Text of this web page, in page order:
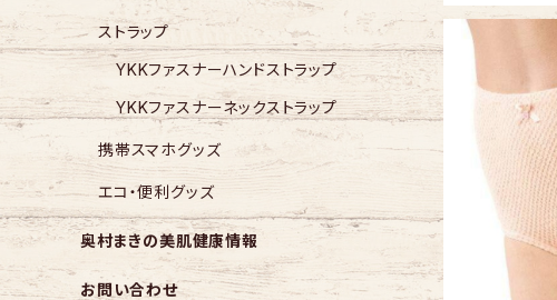
ストラップ
YKKファスナーハンドストラップ
YKKファスナーネックストラップ
携帯スマホグッズ
エコ・便利グッズ
奥村まきの美肌健康情報
お問い合わせ